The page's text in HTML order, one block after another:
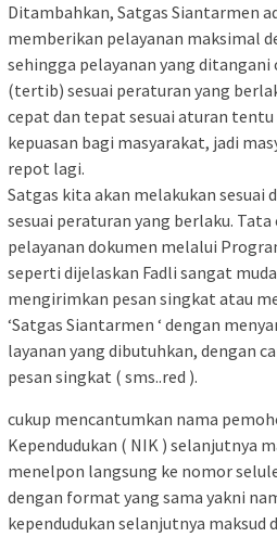
Ditambahkan, Satgas Siantarmen
memberikan pelayanan maksimal
sehingga pelayanan yang ditangani
(tertib) sesuai peraturan yang
cepat dan tepat sesuai aturan
kepuasan bagi masyarakat, jadi
repot lagi.
Satgas kita akan melakukan sesuai
sesuai peraturan yang berlaku.
pelayanan dokumen melalui
seperti dijelaskan Fadli sangat
mengirimkan pesan singkat atau
‘Satgas Siantarmen ‘ dengan
layanan yang dibutuhkan, dengan
pesan singkat ( sms..red ).
cukup mencantumkan nama
Kependudukan ( NIK ) selanjutnya
menelpon langsung ke nomor
dengan format yang sama yakni
kependudukan selanjutnya maksud